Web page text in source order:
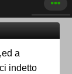
a
indetto